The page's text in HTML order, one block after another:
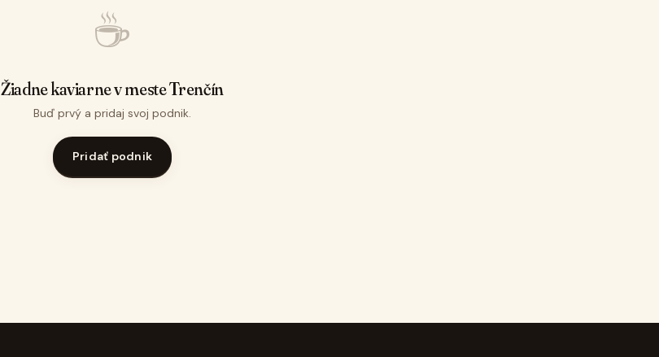
☕
Žiadne kaviarne v meste Trenčín
Buď prvý a pridaj svoj podnik.
Pridať podnik